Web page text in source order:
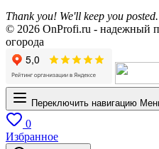
Thank you! We'll keep you posted.
© 2026 OnProfi.ru - надежный
огорода
Переключить навигацию
0
Избранное